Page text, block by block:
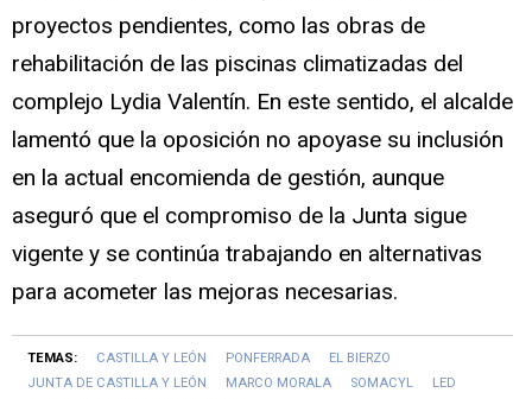
proyectos pendientes, como las obras de
rehabilitación de las piscinas climatizadas del
complejo Lydia Valentín. En este sentido, el alcalde
lamentó que la oposición no apoyase su inclusión
en la actual encomienda de gestión, aunque
aseguró que el compromiso de la Junta sigue
vigente y se continúa trabajando en alternativas
para acometer las mejoras necesarias.
TEMAS: CASTILLA Y LEÓN PONFERRADA
EL BIERZO
JUNTA DE CASTILLA Y LEÓN
MARCO MORALA SOMACYL
LED